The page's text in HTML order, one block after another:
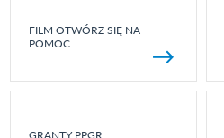
FILM OTWÓRZ SIĘ NA
POMOC
GRANTY PPGR